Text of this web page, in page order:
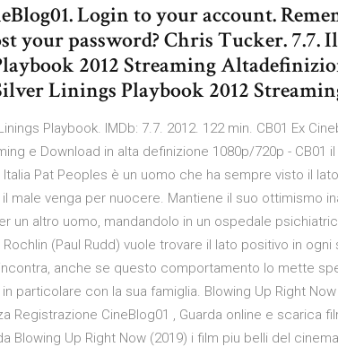
Login to your account.
your password? Chris Tucker. 7.7.
2012 Streaming
Linings Playbook 2012
Playbook. IMDb: 7.7. 2012. 122 min. CB01 Ex
e Download in alta definizione 1080p/720p - CB01
Pat Peoples è un uomo che ha sempre visto il
male venga per nuocere. Mantiene il suo ottimismo
un altro uomo, mandandolo in un ospedale
Rochlin (Paul Rudd) vuole trovare il lato positivo in
anche se questo comportamento lo mette
particolare con la sua famiglia. Blowing Up Right
Registrazione CineBlog01 , Guarda online e scarica
Blowing Up Right Now (2019) i film piu belli del